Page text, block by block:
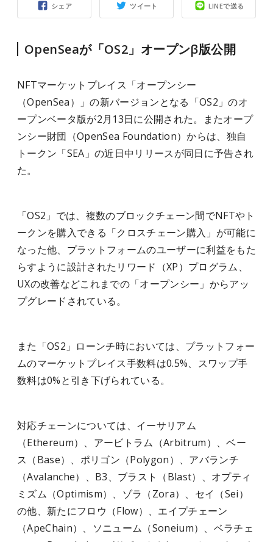
シェア ツイート LINEで送る
OpenSeaが「OS2」オープンβ版公開
NFTマーケットプレイス「オープンシー
（OpenSea）」の新バージョンとなる「OS2」のオ
ープンベータ版が2月13日に公開された。またオープ
ンシー財団（OpenSea Foundation）からは、独自
トークン「SEA」の近日中リリースが同日に予告され
た。
「OS2」では、複数のブロックチェーン間でNFTやト
ー​​クンを購入できる「クロスチェーン購入」が可能に
なった他、プラットフォームのユーザーに利益をもた
らすように設計されたリワード（XP）プログラム、
UXの改善などこれまでの「オープンシー」からアッ
プグレードされている。
また「OS2」ローンチ時においては、プラットフォー
ムのマーケットプレイス手数料は0.5%、スワップ手
数料は0%と引き下げられている。
対応チェーンについては、イーサリアム
（Ethereum）、アービトラム（Arbitrum）、ベー
ス（Base）、ポリゴン（Polygon）、アバランチ
（Avalanche）、B3、ブラスト（Blast）、オプティ
ミズム（Optimism）、ゾラ（Zora）、セイ（Sei）
の他、新たにフロウ（Flow）、エイプチェーン
（ApeChain）、ソニューム（Soneium）、ベラチェ